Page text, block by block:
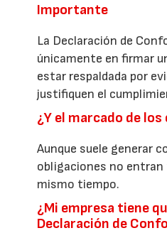
Importante
La Declaración de
únicamente en firmar
estar respaldada por
justifiquen el
¿Y el marcado de los
Aunque suele generar
obligaciones no entran
mismo tiempo.
¿Mi empresa tiene
Declaración de